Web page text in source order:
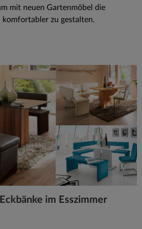
mit neuen Gartenmöbel die
komfortabler zu gestalten.
im Esszimmer